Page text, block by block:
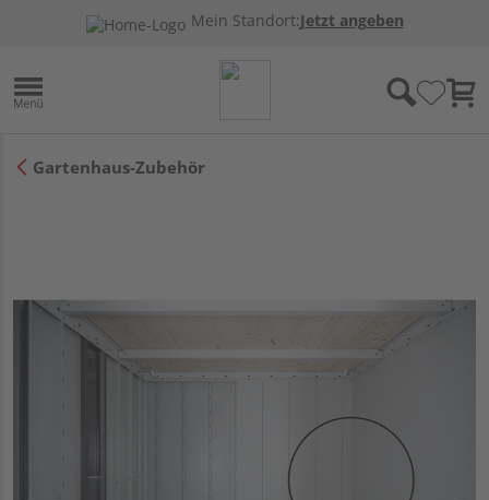
Mein Standort:Jetzt angeben
Gartenhaus-Zubehör